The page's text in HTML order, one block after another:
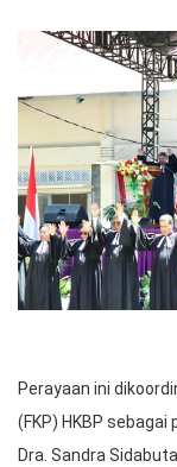
Perayaan ini
(FKP) HKBP
Dra. Sandra